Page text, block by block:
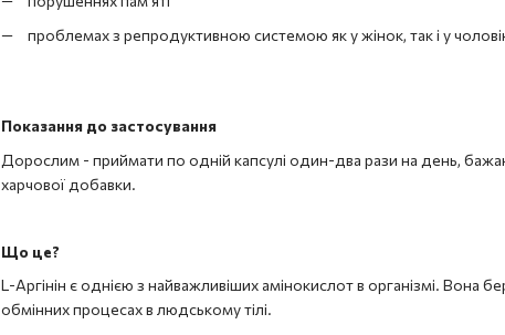
проблемах з репродуктивною системою як у жінок, так і у
Показання до застосування
Дорослим - приймати по одній капсулі один-два рази на день,
харчової добавки.
Що це?
L-Аргінін є однією з найважливіших амінокислот в організмі. Вона
обмінних процесах в людському тілі.